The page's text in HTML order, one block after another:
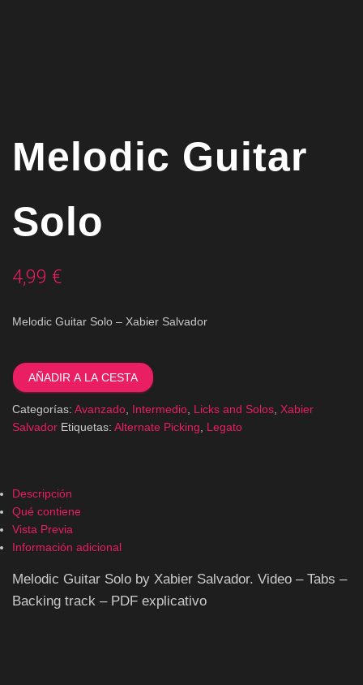
Melodic Guitar
Solo
4,99 €
Melodic Guitar Solo – Xabier Salvador
Melodic
Guitar
Solo
cantidad
AÑADIR A LA CESTA
Categorías: Avanzado Intermedio Licks and Solos Xabier
Salvador Etiquetas: Alternate Picking Legato
Descripción
Qué contiene
Vista Previa
Información adicional
Melodic Guitar Solo by Xabier Salvador. Video – Tabs –
Backing track – PDF explicativo